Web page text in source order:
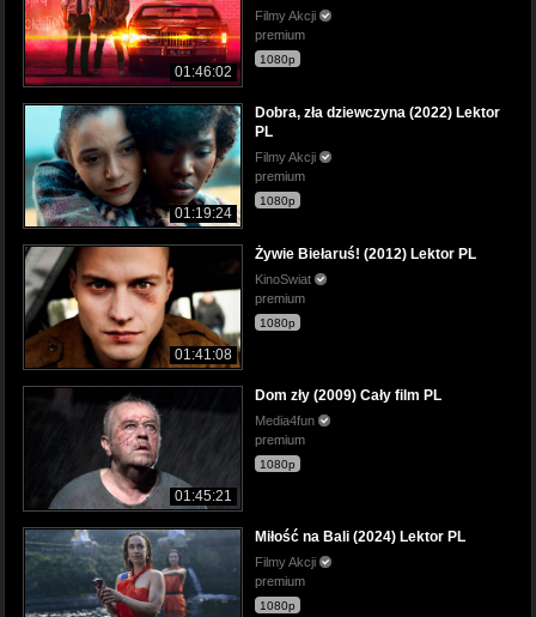
01:46:02
Filmy Akcji
premium
1080p
01:19:24
Dobra, zła dziewczyna (2022) Lektor
PL
Filmy Akcji
premium
1080p
01:41:08
Żywie Biełaruś! (2012) Lektor PL
KinoSwiat
premium
1080p
01:45:21
Dom zły (2009) Cały film PL
Media4fun
premium
1080p
Miłość na Bali (2024) Lektor PL
Filmy Akcji
premium
1080p